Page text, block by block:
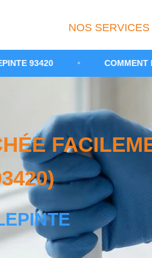
NOS SERVICES
• COMMENT DÉBOUCHER